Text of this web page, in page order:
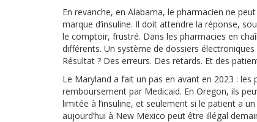
En revanche, en Alabama, le pharmacien ne
marque d’insuline. Il doit attendre la réponse,
le comptoir, frustré. Dans les pharmacies en
différents. Un système de dossiers
Résultat ? Des erreurs. Des retards. Et des
Le Maryland a fait un pas en avant en 2023 :
remboursement par Medicaid. En Oregon, ils
limitée à l’insuline, et seulement si le patient a
aujourd’hui à New Mexico peut être illégal